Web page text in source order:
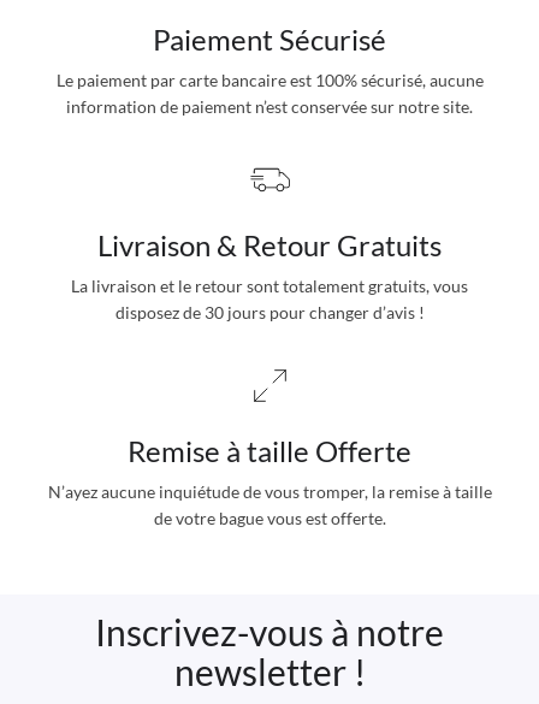
Paiement Sécurisé
Le paiement par carte bancaire est 100% sécurisé, aucune
information de paiement n’est conservée sur notre site.
Livraison & Retour Gratuits
La livraison et le retour sont totalement gratuits, vous
disposez de 30 jours pour changer d’avis !
Remise à taille Offerte
N’ayez aucune inquiétude de vous tromper, la remise à taille
de votre bague vous est offerte.
Inscrivez-vous à notre
newsletter !